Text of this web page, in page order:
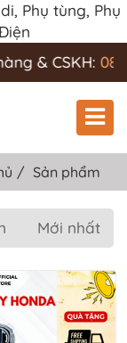
Phụ tùng, Phụ
& CSKH:
Sản phẩm
Mới nhất